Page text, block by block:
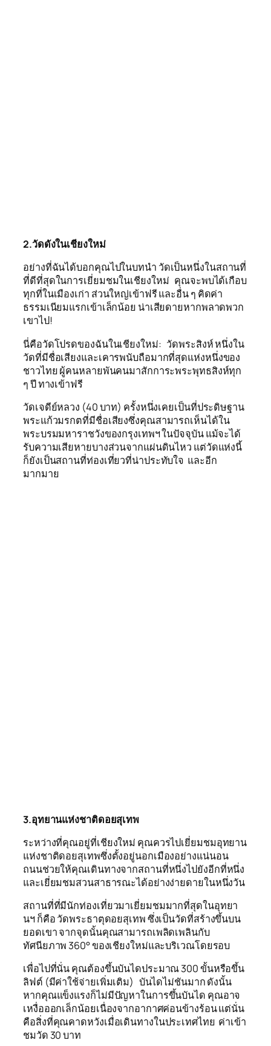
2.วัดดังในเชียงใหม่
อย่างที่ฉันได้บอกคุณไปในบทนำ วัดเป็นหนึ่งในสถานที่
ที่ดีที่สุดในการเยี่ยมชมในเชียงใหม่ คุณจะพบได้เกือบ
ทุกที่ในเมืองเก่า ส่วนใหญ่เข้าฟรี และอื่น ๆ คิดค่า
ธรรมเนียมแรกเข้าเล็กน้อย น่าเสียดายหากพลาดพวก
เขาไป!
นี่คือวัดโปรดของฉันในเชียงใหม่: วัดพระสิงห์ หนึ่งใน
วัดที่มีชื่อเสียงและเคารพนับถือมากที่สุดแห่งหนึ่งของ
ชาวไทย ผู้คนหลายพันคนมาสักการะพระพุทธสิงห์ทุก
ๆ ปี ทางเข้าฟรี
วัดเจดีย์หลวง (40 บาท) ครั้งหนึ่งเคยเป็นที่ประดิษฐาน
พระแก้วมรกตที่มีชื่อเสียงซึ่งคุณสามารถเห็นได้ใน
พระบรมมหาราชวังของกรุงเทพฯ ในปัจจุบัน แม้จะได้
รับความเสียหายบางส่วนจากแผ่นดินไหว แต่วัดแห่งนี้
ก็ยังเป็นสถานที่ท่องเที่ยวที่น่าประทับใจ และอีก
มากมาย
3.อุทยานแห่งชาติดอยสุเทพ
ระหว่างที่คุณอยู่ที่เชียงใหม่ คุณควรไปเยี่ยมชมอุทยาน
แห่งชาติดอยสุเทพซึ่งตั้งอยู่นอกเมืองอย่างแน่นอน
ถนนช่วยให้คุณเดินทางจากสถานที่หนึ่งไปยังอีกที่หนึ่ง
และเยี่ยมชมสวนสาธารณะได้อย่างง่ายดายในหนึ่งวัน
สถานที่ที่มีนักท่องเที่ยวมาเยี่ยมชมมากที่สุดในอุทยา
นฯ ก็คือ วัดพระธาตุดอยสุเทพ ซึ่งเป็นวัดที่สร้างขึ้นบน
ยอดเขา จากจุดนั้นคุณสามารถเพลิดเพลินกับ
ทัศนียภาพ 360° ของเชียงใหม่และบริเวณโดยรอบ
เพื่อไปที่นั่น คุณต้องขึ้นบันไดประมาณ 300 ขั้นหรือขึ้น
ลิฟต์ (มีค่าใช้จ่ายเพิ่มเติม) บันไดไม่ชันมาก ดังนั้น
หากคุณแข็งแรงก็ไม่มีปัญหาในการขึ้นบันได คุณอาจ
เหงื่อออกเล็กน้อยเนื่องจากอากาศค่อนข้างร้อน แต่นั่น
คือสิ่งที่คุณคาดหวังเมื่อเดินทางในประเทศไทย ค่าเข้า
ชมวัด 30 บาท